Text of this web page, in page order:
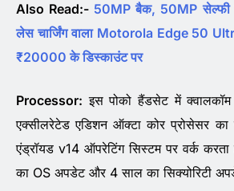
Also Read:- 50MP बैक, 50MP सेल्फी
लेस चार्जिंग वाला Motorola Edge 50
₹20000 के डिस्काउंट पर
Processor: इस पोको हैंडसेट में
एक्सीलरेटेड एडिशन ऑक्टा कोर प्रोसेसर का
एंड्रॉयड v14 ऑपरेटिंग सिस्टम पर वर्क
का OS अपडेट और 4 साल का सिक्योरिटी